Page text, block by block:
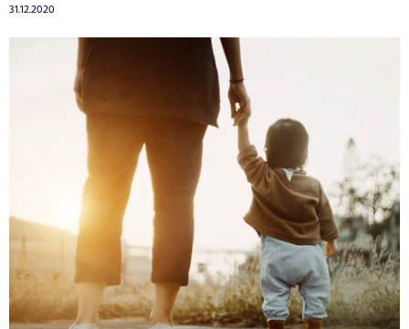
31.12.2020